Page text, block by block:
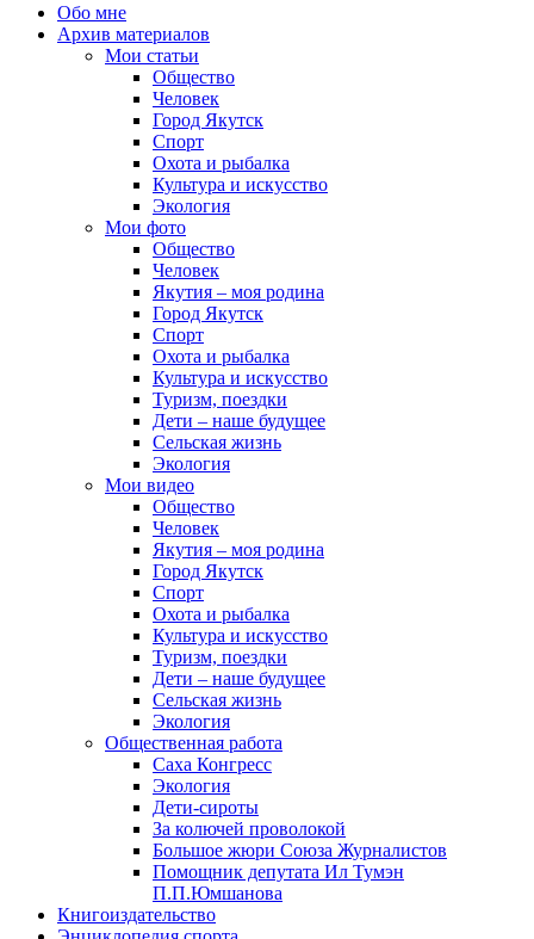
Обо мне
Архив материалов
Мои статьи
Общество
Человек
Город Якутск
Спорт
Охота и рыбалка
Культура и искусство
Экология
Мои фото
Общество
Человек
Якутия – моя родина
Город Якутск
Спорт
Охота и рыбалка
Культура и искусство
Туризм, поездки
Дети – наше будущее
Сельская жизнь
Экология
Мои видео
Общество
Человек
Якутия – моя родина
Город Якутск
Спорт
Охота и рыбалка
Культура и искусство
Туризм, поездки
Дети – наше будущее
Сельская жизнь
Экология
Общественная работа
Саха Конгресс
Экология
Дети-сироты
За колючей проволокой
Большое жюри Союза Журналистов
Помощник депутата Ил Тумэн
П.П.Юмшанова
Книгоиздательство